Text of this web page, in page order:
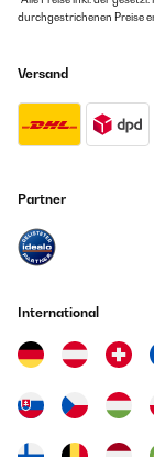
durchgestrichenen Preise
Versand
Partner
International